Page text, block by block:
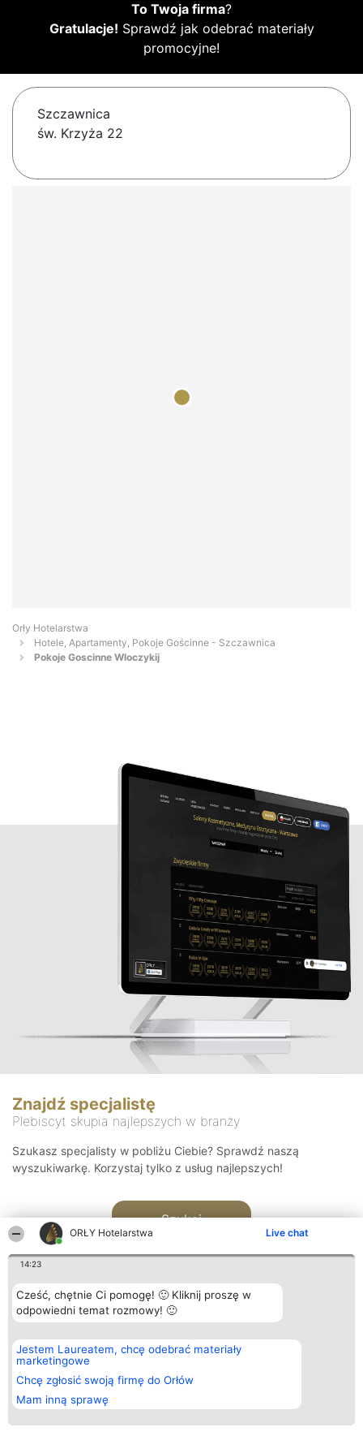
ORŁY Hotelarstwa Live chat
14:23
Cześć, chętnie Ci pomogę! 🙂 Kliknij proszę w
odpowiedni temat rozmowy! 🙂
Jestem Laureatem, chcę odebrać materiały
marketingowe
Chcę zgłosić swoją firmę do Orłów
Mam inną sprawę
To Twoja firma?
Gratulacje! Sprawdź jak odebrać materiały
promocyjne!
Szczawnica
św. Krzyża 22
Orły Hotelarstwa
Hotele, Apartamenty, Pokoje Gościnne - Szczawnica
Pokoje Goscinne Wloczykij
Znajdź specjalistę
Plebiscyt skupia najlepszych w branży
Szukasz specjalisty w pobliżu Ciebie? Sprawdź naszą
wyszukiwarkę. Korzystaj tylko z usług najlepszych!
Szukaj
Organizator plebiscytu
Bright Side Solutions sp. z o.
o. sp. k.
ul. Ruska 22
Wrocław 50-079
KRS 0000749100 | Regon
381313360 | NIP 8943132676
Plebiscyt
Laureaci
wszystkich
Laureatów
Regulamin
Kontakt
Kontakt